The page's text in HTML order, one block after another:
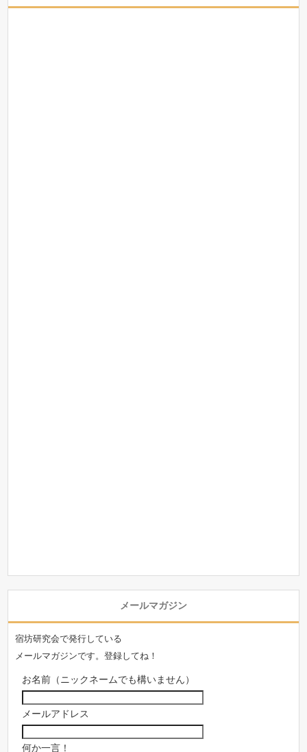
メールマガジン
宿坊研究会で発行している
メールマガジンです。登録してね！
お名前（ニックネームでも構いません）
メールアドレス
何か一言！